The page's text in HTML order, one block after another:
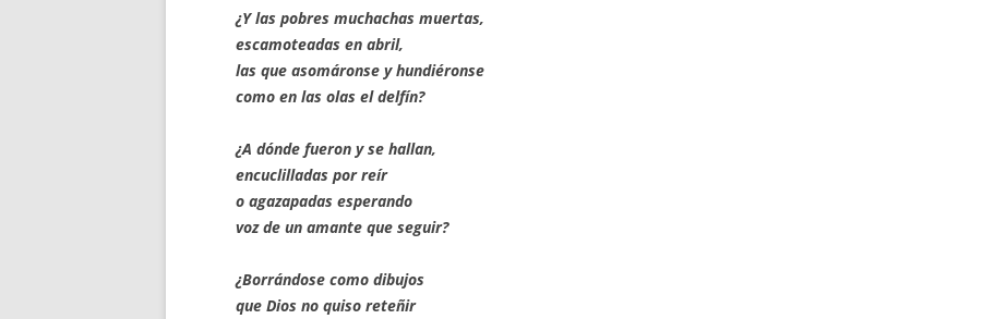
¿Y las pobres muchachas muertas,
escamoteadas en abril,
las que asomáronse y hundiéronse
como en las olas el delfín?
¿A dónde fueron y se hallan,
encuclilladas por reír
o agazapadas esperando
voz de un amante que seguir?
¿Borrándose como dibujos
que Dios no quiso reteñir